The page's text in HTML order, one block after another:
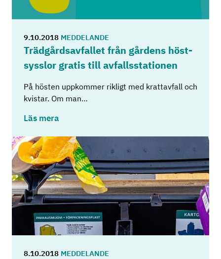
9.10.2018 MEDDELANDE
Träd­gårds­av­fal­let från går­dens höst­
syss­lor gra­tis till av­falls­sta­tio­nen
På hösten uppkommer rikligt med krattavfall och
kvistar. Om man…
Läs mera
8.10.2018 MEDDELANDE